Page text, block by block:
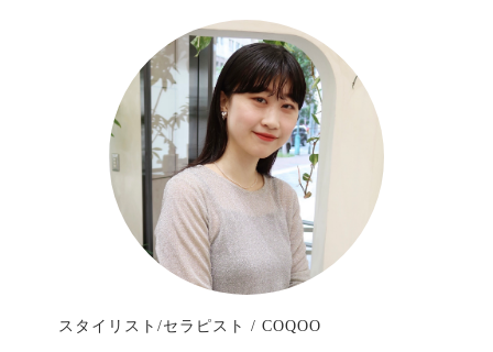
スタイリスト/セラピスト / COQOO